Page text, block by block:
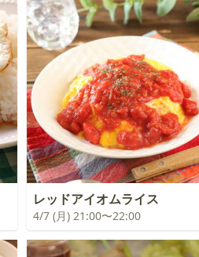
レッドアイオムライス
4/7 (月) 21:00〜22:00